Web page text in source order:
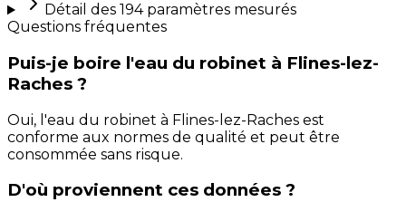
Détail des 194paramètres mesurés
Questions fréquentes
Puis-je boire l'eau du robinet à Flines-lez-
Raches ?
Oui, l'eau du robinet à Flines-lez-Raches est
conforme aux normes de qualité et peut être
consommée sans risque.
D'où proviennent ces données ?